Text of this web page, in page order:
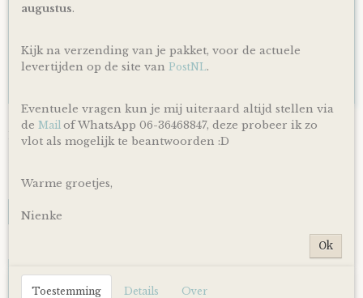
Luiertaart Happy Horse Tuttle Aap Mickey Lagoon
- diep Blauw
Luiertaart Happy Horse Tuttle Aap Mickey Lagoon - diep…
Op voorraad
IN WINKELWAGEN
augustus.
Kijk na verzending van je pakket, voor de actuele
levertijden op de site van PostNL.
Eventuele vragen kun je mij uiteraard altijd stellen via
de Mail of WhatsApp 06-36468847, deze probeer ik zo
vlot als mogelijk te beantwoorden :D
Warme groetjes,
Nienke
Ok
Toestemming Details Over